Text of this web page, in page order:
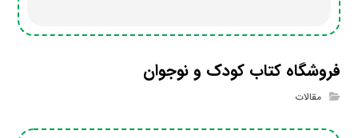
فروشگاه کتاب کودک و نوجوان
مقالات